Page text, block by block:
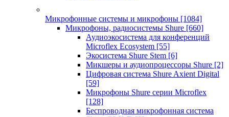
Микрофонные системы и микрофоны [1084]
Микрофоны, радиосистемы Shure [660]
Аудиоэкосистема для конференций
Microflex Ecosystem [55]
Экосистема Shure Stem [6]
Микшеры и аудиопроцессоры Shure [2]
Цифровая система Shure Axient Digital
[59]
Микрофоны Shure серии Microflex
[128]
Беспроводная микрофонная система